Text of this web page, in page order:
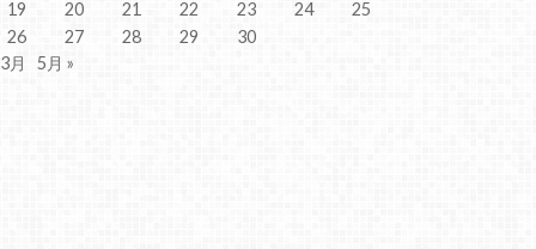
19 20 21 22 23 24
25
26
27 28 29
30
月
5月 »